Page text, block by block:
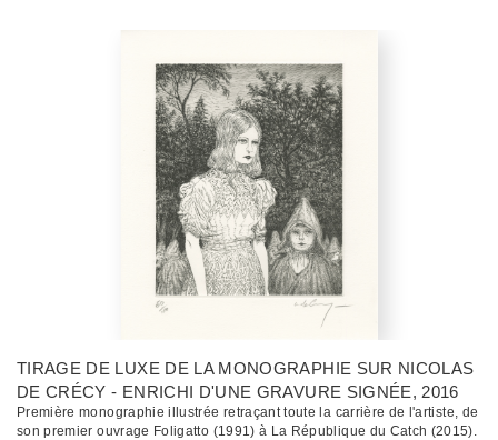
TIRAGE DE LUXE DE LA MONOGRAPHIE SUR NICOLAS
DE CRÉCY - ENRICHI D'UNE GRAVURE SIGNÉE, 2016
Première monographie illustrée retraçant toute la carrière de l'artiste, de
son premier ouvrage Foligatto (1991) à La République du Catch (2015).